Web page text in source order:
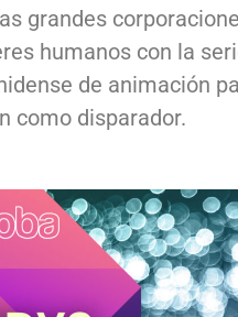
grandes
humanos con la
de animación
como disparador.